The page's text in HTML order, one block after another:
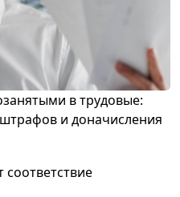
в трудовые:
и доначисления
соответствие